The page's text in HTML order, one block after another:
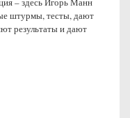
штурмы, тесты, дают
результаты и дают